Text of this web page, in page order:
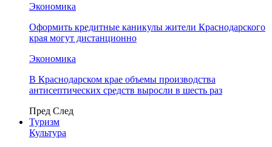
Экономика
Оформить кредитные каникулы жители Краснодарского
края могут дистанционно
Экономика
В Краснодарском крае объемы производства
антисептических средств выросли в шесть раз
Пред След
Туризм
Культура